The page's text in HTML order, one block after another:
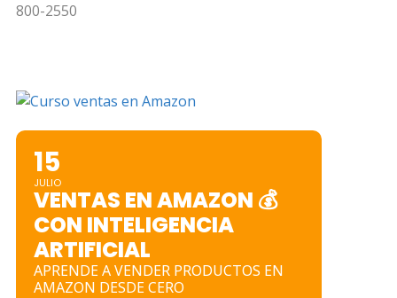
800-2550
15
JULIO
VENTAS EN AMAZON 💰
CON INTELIGENCIA
ARTIFICIAL
APRENDE A VENDER PRODUCTOS EN
AMAZON DESDE CERO